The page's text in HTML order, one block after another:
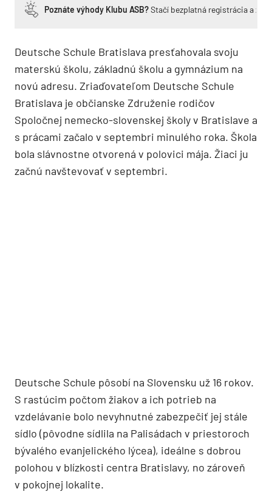
Poznáte výhody Klubu ASB?Stačí bezplatná registrácia a
Deutsche Schule Bratislava presťahovala svoju
materskú školu, základnú školu a gymnázium na
novú adresu. Zriaďovateľom Deutsche Schule
Bratislava je občianske Združenie rodičov
Spoločnej nemecko-slovenskej školy v Bratislave a
s prácami začalo v septembri minulého roka. Škola
bola slávnostne otvorená v polovici mája. Žiaci ju
začnú navštevovať v septembri.
Deutsche Schule pôsobí na Slovensku už 16 rokov.
S rastúcim počtom žiakov a ich potrieb na
vzdelávanie bolo nevyhnutné zabezpečiť jej stále
sídlo (pôvodne sídlila na Palisádach v priestoroch
bývalého evanjelického lýcea), ideálne s dobrou
polohou v blízkosti centra Bratislavy, no zároveň
v pokojnej lokalite.